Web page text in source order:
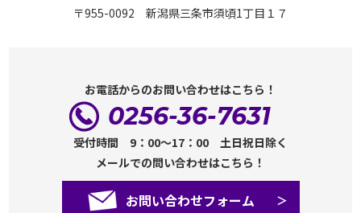
〒955-0092 新潟県三条市須頃1丁目１７
お電話からのお問い合わせはこちら！
0256-36-7631
受付時間 9：00～17：00 土日祝日除く
メールでの問い合わせはこちら！
お問い合わせフォーム